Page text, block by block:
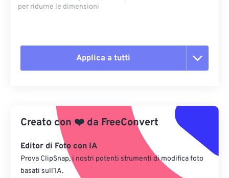
per ridurne le dimensioni
Applica a tutti
Applica da preimpostazione
Salva come predefinito
Creato con ❤️ da FreeConvert
Editor di Foto con IA
Prova ClipSnap, i nostri potenti strumenti di modifica foto
basati sull’IA.